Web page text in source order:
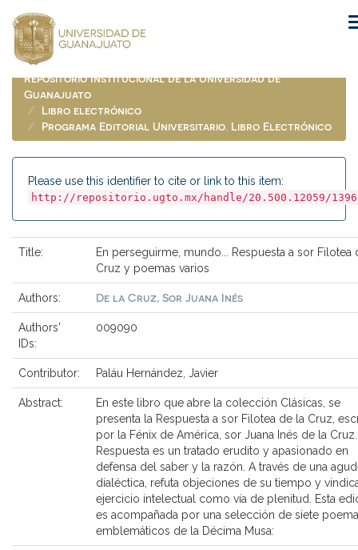
navigation
Repositorio Institucional de la Universidad de
Guanajuato
Libro electrónico
Programa Editorial Universitario. Libro Electrónico
Please use this identifier to cite or link to this item:
http://repositorio.ugto.mx/handle/20.500.12059/
Title:
En perseguirme, mundo... Respuesta a sor Filotea
Cruz y poemas varios
Authors: De la Cruz, Sor Juana Inés
Authors'
IDs:
009090
Contributor: Paláu Hernández, Javier
Abstract:
En este libro que abre la colección Clásicas, se
presenta la Respuesta a sor Filotea de la Cruz,
por la Fénix de América, sor Juana Inés de la
Respuesta es un tratado erudito y apasionado en
defensa del saber y la razón. A través de una
dialéctica, refuta objeciones de su tiempo y
ejercicio intelectual como vía de plenitud. Esta
es acompañada por una selección de siete
emblemáticos de la Décima Musa: